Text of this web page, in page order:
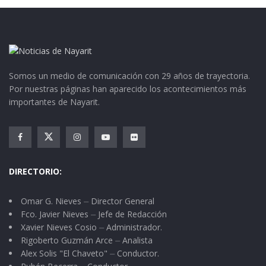
Prisciliano Sánchez”, al que algunos lo conocen
Portal Quemado.
Los árboles de trueno, el canto alegre de los
pájaros, la gente, las flores y sus prados le dan
un aspecto diferente. Las bancas de acero y
guarniciones construidas no hace mucho, son
ahora el refugio de “los novios”. Sábados y
Ese es el “folklore” de ambos jardines; tradición
benigna que distingue a esta tierra, cuna de
insignes personajes como el mismo Prisciliano
Somos un medio de comunicación con 29 años de trayectoria.
Por nuestras páginas han aparecido los acontecimientos más
importantes de Nayarit.
DIRECTORIO:
Omar G. Nieves ⏤ Director General
Fco. Javier Nieves ⏤ Jefe de Redacción
Xavier Nieves Cosio ⏤ Administrador.
Rigoberto Guzmán Arce ⏤ Analista
Alex Solis "El Chaveto" ⏤ Conductor.